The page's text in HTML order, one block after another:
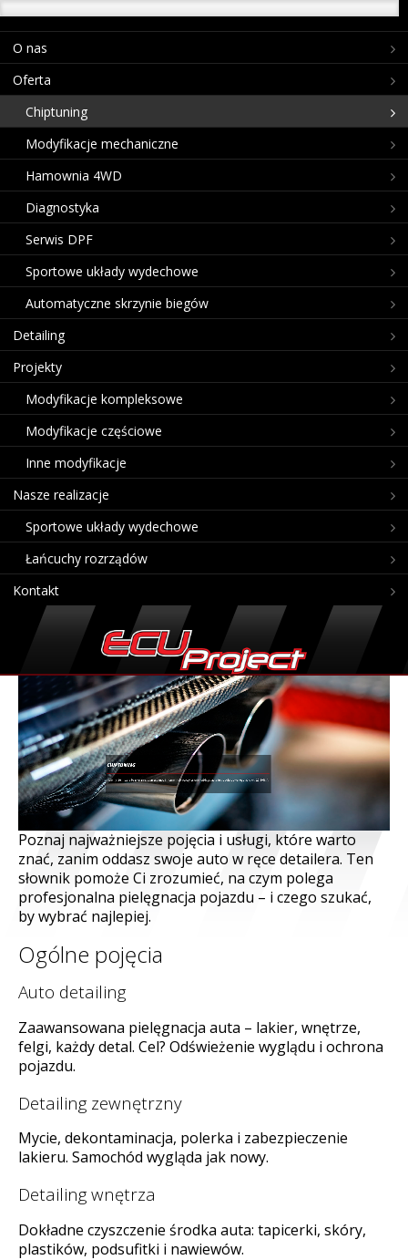
O nas
Oferta
Chiptuning
Modyfikacje mechaniczne
Hamownia 4WD
Diagnostyka
Serwis DPF
Sportowe układy wydechowe
Automatyczne skrzynie biegów
Detailing
Projekty
Modyfikacje kompleksowe
Modyfikacje częściowe
Inne modyfikacje
Nasze realizacje
Sportowe układy wydechowe
Łańcuchy rozrządów
Kontakt
CHIPTUNING
„Wiemy, że można bezpiecznie podnieść moc i moment obrotowy prawie każdego auta turbodoła-dowanego aż o ok. 20-30%...”.
© FreeJoomla! 3 Modules- byVinaGecko.com
Poznaj najważniejsze pojęcia i usługi, które warto
znać, zanim oddasz swoje auto w ręce detailera. Ten
słownik pomoże Ci zrozumieć, na czym polega
profesjonalna pielęgnacja pojazdu – i czego szukać,
by wybrać najlepiej.
Ogólne pojęcia
Auto detailing
Zaawansowana pielęgnacja auta – lakier, wnętrze,
felgi, każdy detal. Cel? Odświeżenie wyglądu i ochrona
pojazdu.
Detailing zewnętrzny
Mycie, dekontaminacja, polerka i zabezpieczenie
lakieru. Samochód wygląda jak nowy.
Detailing wnętrza
Dokładne czyszczenie środka auta: tapicerki, skóry,
plastików, podsufitki i nawiewów.